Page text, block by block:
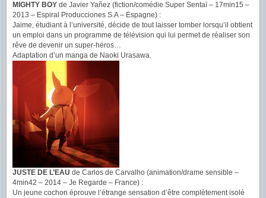
MIGHTY BOY de Javier Yañez (fiction/comédie Super Sentaï – 17min15 –
2013 – Espiral Producciones S.A – Espagne) :
Jaime, étudiant à l’université, décide de tout laisser tomber lorsqu’il obtient
un emploi dans un programme de télévision qui lui permet de réaliser son
rêve de devenir un super-héros…
Adaptation d’un manga de Naoki Urasawa.
JUSTE DE L’EAU de Carlos de Carvalho (animation/drame sensible –
4min42 – 2014 – Je Regarde – France) :
Un jeune cochon éprouve l’étrange sensation d’être complètement isolé